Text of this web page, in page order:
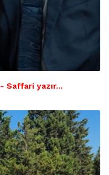
- Saffari yazır…